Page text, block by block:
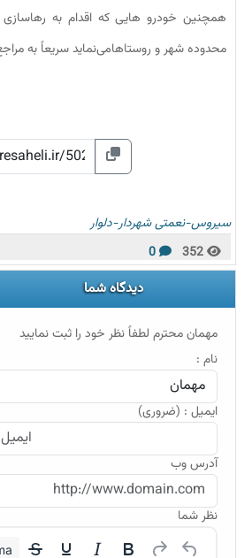
همچنین خودرو هایی که اقدام به
محدوده شهر و روستاهامی‌نماید سریعاً به
سیروس-نعمتیشهردار-دلوار
دیدگاه شما
مهمان محترم لطفاً نظر خود را ثبت نمایید
نام :
ایمیل : (ضروری)
آدرس وب
نظر شما